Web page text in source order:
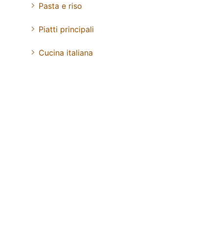
Pasta e riso
Piatti principali
Cucina italiana